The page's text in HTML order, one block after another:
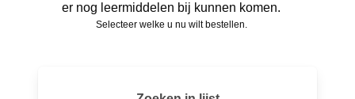
er nog leermiddelen bij kunnen komen.
Selecteer welke u nu wilt bestellen.